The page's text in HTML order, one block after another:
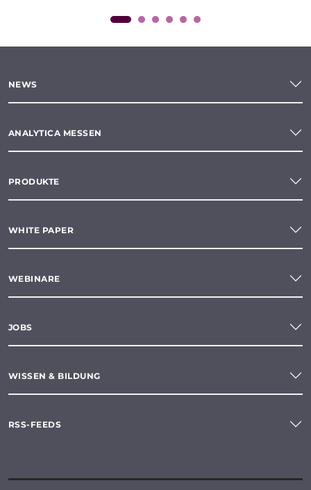
NEWS
ANALYTICA MESSEN
PRODUKTE
WHITE PAPER
WEBINARE
JOBS
WISSEN & BILDUNG
RSS-FEEDS